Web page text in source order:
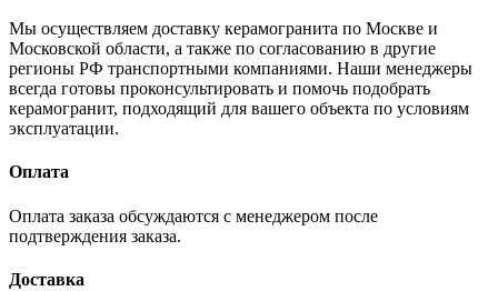
Мы осуществляем доставку керамогранита по Москве и
Московской области, а также по согласованию в другие
регионы РФ транспортными компаниями. Наши менеджеры
всегда готовы проконсультировать и помочь подобрать
керамогранит, подходящий для вашего объекта по условиям
эксплуатации.
Оплата
Оплата заказа обсуждаются с менеджером после
подтверждения заказа.
Доставка